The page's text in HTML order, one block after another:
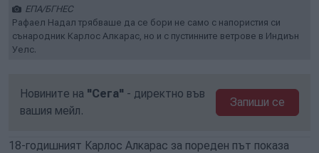
ЕПА/БГНЕС
Рафаел Надал трябваше да се бори не само с напористия си
сънародник Карлос Алкарас, но и с пустинните ветрове в Индиън
Уелс.
Новините на "Сега" - директно във
вашия мейл.
Запиши се
18-годишният Карлос Алкарас за пореден път показа